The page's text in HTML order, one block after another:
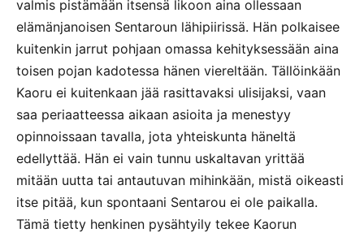
valmis pistämään itsensä likoon aina ollessaan
elämänjanoisen Sentaroun lähipiirissä. Hän polkaisee
kuitenkin jarrut pohjaan omassa kehityksessään aina
toisen pojan kadotessa hänen viereltään. Tällöinkään
Kaoru ei kuitenkaan jää rasittavaksi ulisijaksi, vaan
saa periaatteessa aikaan asioita ja menestyy
opinnoissaan tavalla, jota yhteiskunta häneltä
edellyttää. Hän ei vain tunnu uskaltavan yrittää
mitään uutta tai antautuvan mihinkään, mistä oikeasti
itse pitää, kun spontaani Sentarou ei ole paikalla.
Tämä tietty henkinen pysähtyily tekee Kaorun